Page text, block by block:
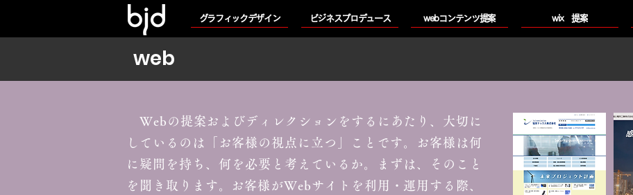
グラフィックデザイン ビジネスプロデュース ​webコンテンツ提案 wix 提案
​web
Webの提案およびディレクションをするにあたり、大切に
しているのは「お客様の視点に立つ」ことです。お客様は何
に疑問を持ち、何を必要と考えているか。まずは、そのこと
を聞き取ります。お客様がWebサイトを利用・運用する際、